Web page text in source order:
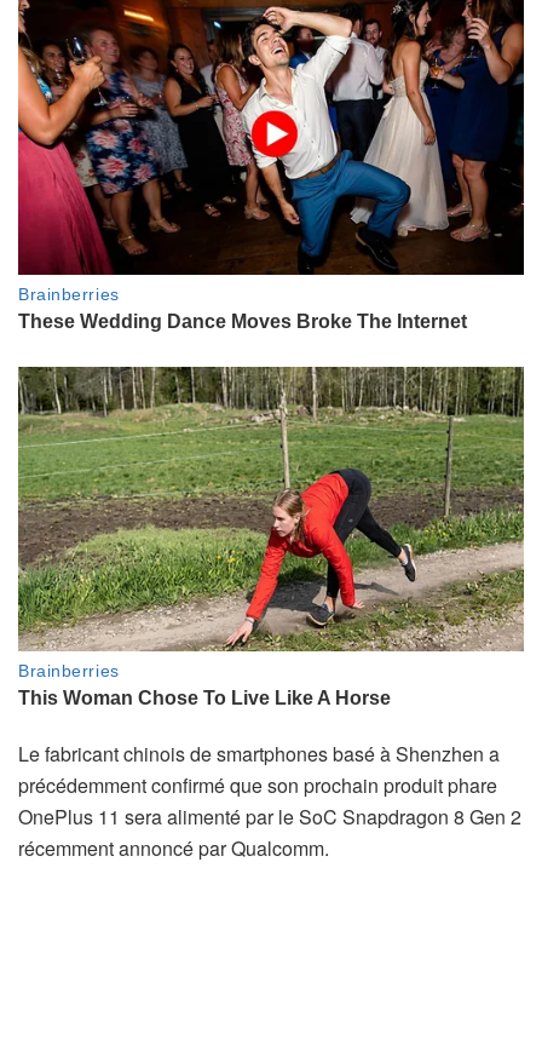
Le fabricant chinois de smartphones basé à Shenzhen a
précédemment confirmé que son prochain produit phare
OnePlus 11 sera alimenté par le SoC Snapdragon 8 Gen 2
récemment annoncé par Qualcomm.